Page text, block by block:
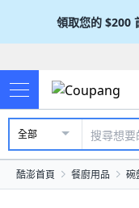
領取您的 $200
全部
酷澎首頁 餐廚用品 碗